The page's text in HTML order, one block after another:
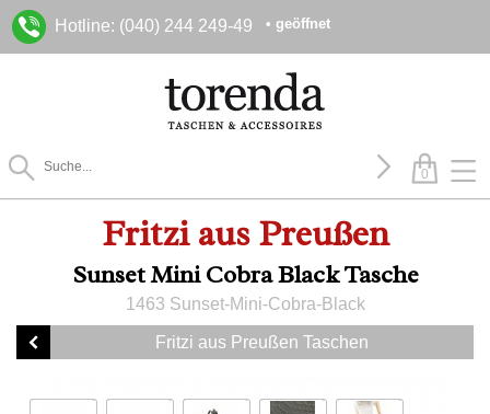
Hotline: (040) 244 249-49 • geöffnet
0
Fritzi aus Preußen
Sunset Mini Cobra Black Tasche
1463 Sunset-Mini-Cobra-Black
Fritzi aus Preußen Taschen